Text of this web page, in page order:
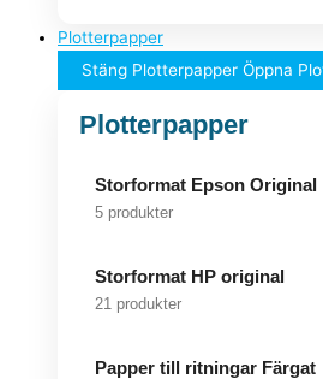
Plotterpapper
Stäng Plotterpapper Öppna
Plotterpapper
Storformat Epson Original
5 produkter
Storformat HP original
21 produkter
Papper till ritningar Färgat